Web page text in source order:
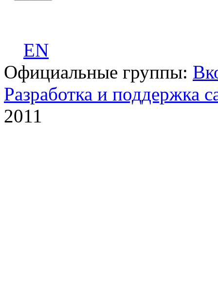
EN
Официальные группы:
Разработка и поддержка
2011